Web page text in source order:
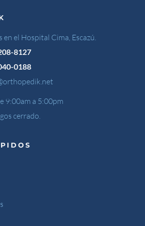
en el Hospital Cima, Escazú.
8127
0188
9:00am a 5:00pm
cerrado.